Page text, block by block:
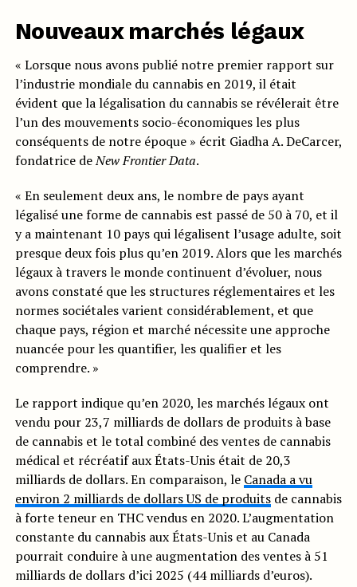
Nouveaux marchés légaux
« Lorsque nous avons publié notre premier rapport sur
l’industrie mondiale du cannabis en 2019, il était
évident que la légalisation du cannabis se révélerait être
l’un des mouvements socio-économiques les plus
conséquents de notre époque » écrit Giadha A. DeCarcer,
fondatrice deNew Frontier Data.
« En seulement deux ans, le nombre de pays ayant
légalisé une forme de cannabis est passé de 50 à 70, et il
y a maintenant 10 pays qui légalisent l’usage adulte, soit
presque deux fois plus qu’en 2019. Alors que les marchés
légaux à travers le monde continuent d’évoluer, nous
avons constaté que les structures réglementaires et les
normes sociétales varient considérablement, et que
chaque pays, région et marché nécessite une approche
nuancée pour les quantifier, les qualifier et les
comprendre. »
Le rapport indique qu’en 2020, les marchés légaux ont
vendu pour 23,7 milliards de dollars de produits à base
de cannabis et le total combiné des ventes de cannabis
médical et récréatif aux États-Unis était de 20,3
milliards de dollars. En comparaison, le Canada a vu
environ 2 milliards de dollars US de produitsde cannabis
à forte teneur en THC vendus en 2020. L’augmentation
constante du cannabis aux États-Unis et au Canada
pourrait conduire à une augmentation des ventes à 51
milliards de dollars d’ici 2025 (44 milliards d’euros).